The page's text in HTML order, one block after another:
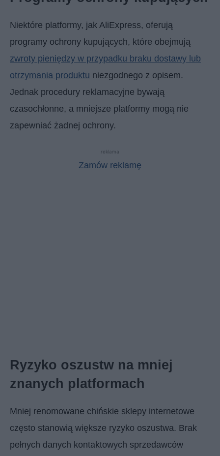
Niektóre platformy, jak AliExpress, oferują
programy ochrony kupujących, które obejmują
zwroty pieniędzy w przypadku braku dostawy lub
otrzymania produktu niezgodnego z opisem.
Jednak procedury reklamacyjne bywają
czasochłonne, a mniejsze platformy mogą nie
zapewniać żadnej ochrony.
reklama
Zamów reklamę
Ryzyko oszustw na mniej
znanych platformach
Mniej renomowane chińskie sklepy internetowe
często stanowią większe ryzyko oszustwa. Brak
pełnych danych kontaktowych sprzedawców